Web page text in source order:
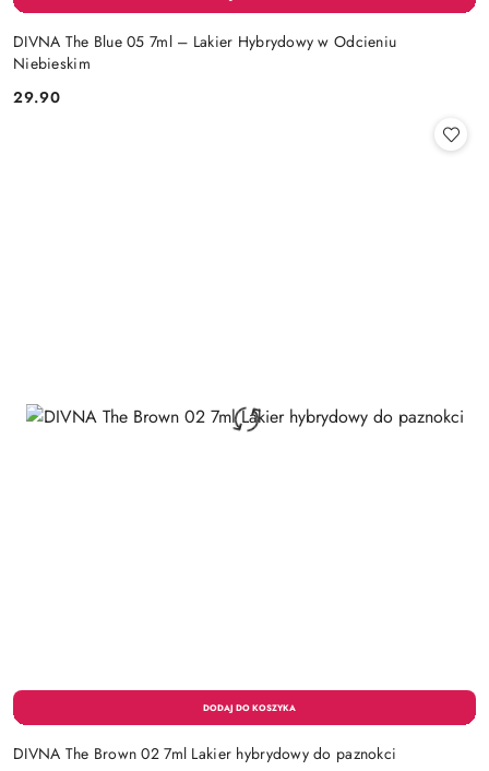
DIVNA The Blue 05 7ml – Lakier Hybrydowy w Odcieniu
Niebieskim
Cena:
29.90
DIVNA The Brown 02 7ml Lakier hybrydowy do paznokci